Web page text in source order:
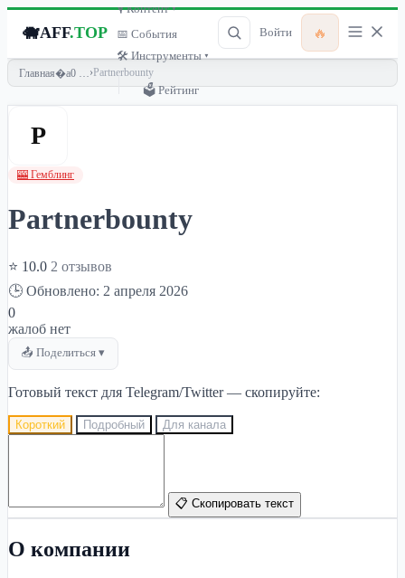
🐗AFF.TOP
🎙 Контент ▾
📅 События
🛠 Инструменты ▾
🗳 Рейтинг
Войти 🔥
Главная › Partnerbounty
P
🎰 Гемблинг
Partnerbounty
⭐ 10.0 2 отзывов
🕒 Обновлено: 2 апреля 2026
0
жалоб нет
📤 Поделиться ▾
Готовый текст для Telegram/Twitter — скопируйте:
Короткий Подробный Для канала
📋 Скопировать текст
О компании